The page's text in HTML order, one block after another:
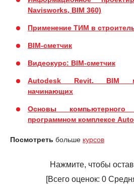
Navisworks, BIM 360)
Применение ТИМ в
BIM-сметчик
Видеокурс: BIM-сметчик
Autodesk Revit. BIM
начинающих
Основы компьютерного
программном комплексе
Посмотреть больше курсов
Нажмите, чтобы
[Всего оценок: 0